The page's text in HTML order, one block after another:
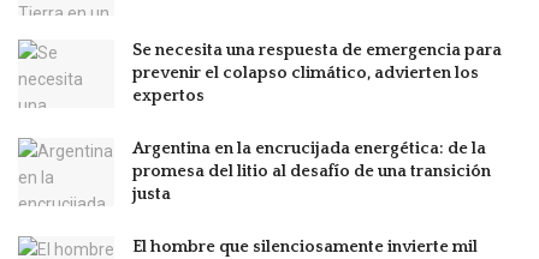
Se necesita una respuesta de emergencia para
prevenir el colapso climático, advierten los
expertos
Argentina en la encrucijada energética: de la
promesa del litio al desafío de una transición
justa
El hombre que silenciosamente invierte mil